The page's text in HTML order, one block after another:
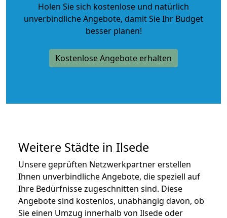
Holen Sie sich kostenlose und natürlich
unverbindliche Angebote, damit Sie Ihr Budget
besser planen!
Kostenlose Angebote erhalten
Weitere Städte in Ilsede
Unsere geprüften Netzwerkpartner erstellen
Ihnen unverbindliche Angebote, die speziell auf
Ihre Bedürfnisse zugeschnitten sind. Diese
Angebote sind kostenlos, unabhängig davon, ob
Sie einen Umzug innerhalb von Ilsede oder